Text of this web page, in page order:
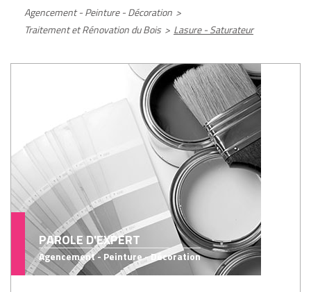
Agencement - Peinture - Décoration >
Traitement et Rénovation du Bois > Lasure - Saturateur
PAROLE D'EXPERT
Agencement - Peinture - Décoration